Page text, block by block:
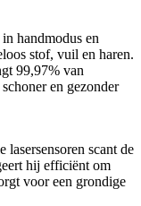
handmodus en
stof, vuil en haren.
99,97% van
en gezonder
scant de
hij efficiënt om
voor een grondige